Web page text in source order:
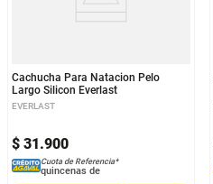
Cachucha Para Natacion Pelo
Largo Silicon Everlast
EVERLAST
$ 31.900
Cuota de Referencia*
quincenas de